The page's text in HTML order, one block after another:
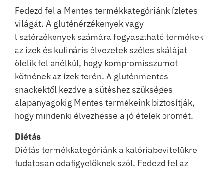
Fedezd fel a Mentes termékkategóriánk ízletes
világát. A gluténérzékenyek vagy
lisztérzékenyek számára fogyasztható termékek
az ízek és kulináris élvezetek széles skáláját
ölelik fel anélkül, hogy kompromisszumot
kötnének az ízek terén. A gluténmentes
snackektől kezdve a sütéshez szükséges
alapanyagokig Mentes termékeink biztosítják,
hogy mindenki élvezhesse a jó ételek örömét.
Diétás
Diétás termékkategóriánk a kalóriabevitelükre
tudatosan odafigyelőknek szól. Fedezd fel az